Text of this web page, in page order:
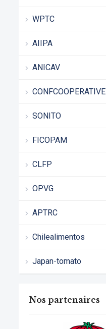
WPTC
AIIPA
ANICAV
CONFCOOPERATIVE
SONITO
FICOPAM
CLFP
OPVG
APTRC
Chilealimentos
Japan-tomato
Nos partenaires